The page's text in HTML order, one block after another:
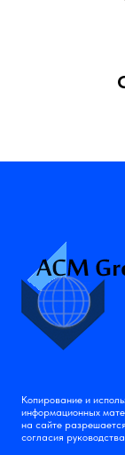
Копирование и
информационных
на сайте
согласия